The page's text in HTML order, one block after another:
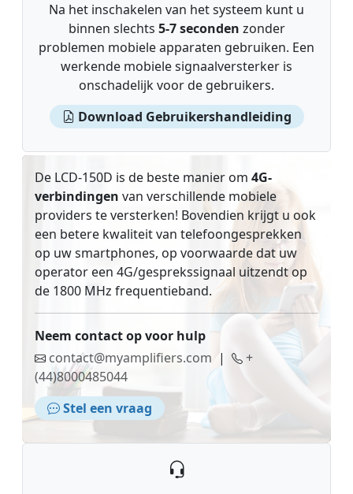
Na het inschakelen van het systeem kunt u
binnen slechts 5-7 seconden zonder
problemen mobiele apparaten gebruiken. Een
werkende mobiele signaalversterker is
onschadelijk voor de gebruikers.
Download Gebruikershandleiding
De LCD-150D is de beste manier om 4G-
verbindingen van verschillende mobiele
providers te versterken! Bovendien krijgt u ook
een betere kwaliteit van telefoongesprekken
op uw smartphones, op voorwaarde dat uw
operator een 4G/gesprekssignaal uitzendt op
de 1800 MHz frequentieband.
Neem contact op voor hulp
contact@myamplifiers.com |
+
(44)8000485044
Stel een vraag